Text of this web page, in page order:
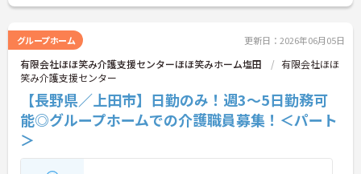
グループホーム 更新日：2026年06月05日
有限会社ほほ笑み介護支援センターほほ笑みホーム塩田
有限会社ほほ
笑み介護支援センター
【長野県／上田市】日勤のみ！週3～5日勤務可
能◎グループホームでの介護職員募集！＜パート
＞